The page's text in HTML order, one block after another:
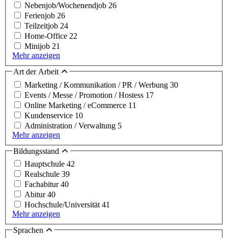
Nebenjob/Wochenendjob 26
Ferienjob 26
Teilzeitjob 24
Home-Office 22
Minijob 21
Mehr anzeigen
Art der Arbeit
Marketing / Kommunikation / PR / Werbung 30
Events / Messe / Promotion / Hostess 17
Online Marketing / eCommerce 11
Kundenservice 10
Administration / Verwaltung 5
Mehr anzeigen
Bildungsstand
Hauptschule 42
Realschule 39
Fachabitur40
Abitur40
Hochschule/Universität 41
Mehr anzeigen
Sprachen